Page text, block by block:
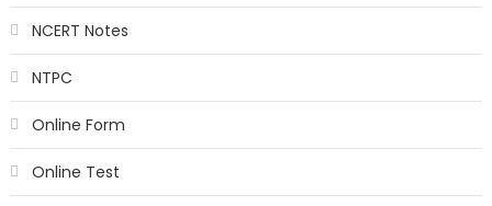
NCERT Notes
NTPC
Online Form
Online Test